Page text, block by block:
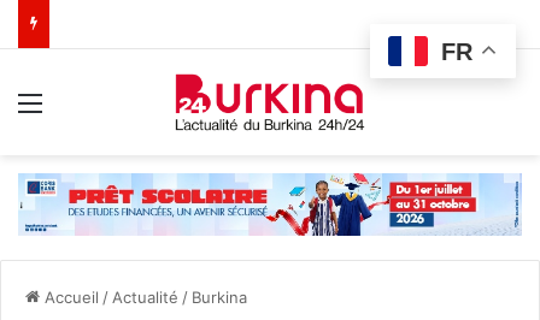
Accueil / Actualité / Burkina
FR